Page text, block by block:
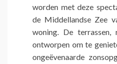
worden met deze
de Middellandse Zee
woning. De terrassen,
ontworpen om te
ongeëvenaarde